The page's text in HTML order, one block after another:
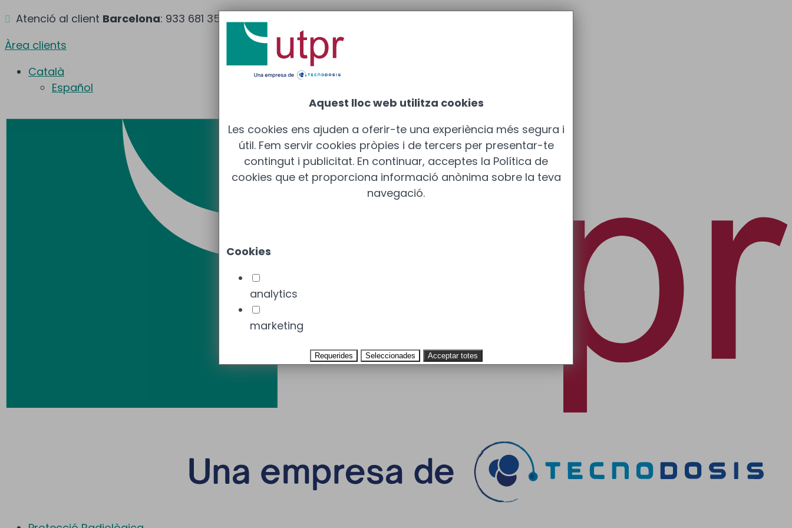
 Atenció al client Barcelona: 933 681 355 –Madrid
Àrea clients
Català
Español
Aquest lloc web utilitza cookies
Les cookies ens ajuden a oferir-te una experiència més segura i
útil. Fem servir cookies pròpies i de tercers per presentar-te
contingut i publicitat. En continuar, acceptes la Política de
cookies que et proporciona informació anònima sobre la teva
navegació.
Cookies
analytics
marketing
Requerides Seleccionades Acceptar totes